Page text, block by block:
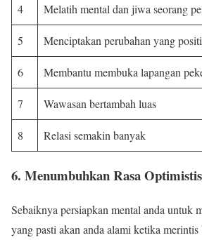
4 Melatih mental dan jiwa seorang
5 Menciptakan perubahan yang
6 Membantu membuka lapangan
7 Wawasan bertambah luas
8 Relasi semakin banyak
6. Menumbuhkan Rasa Optimistis
Sebaiknya persiapkan mental anda untuk
yang pasti akan anda alami ketika